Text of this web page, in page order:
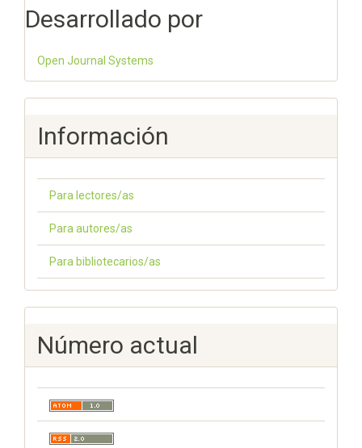
Desarrollado por
Open Journal Systems
Información
Para lectores/as
Para autores/as
Para bibliotecarios/as
Número actual